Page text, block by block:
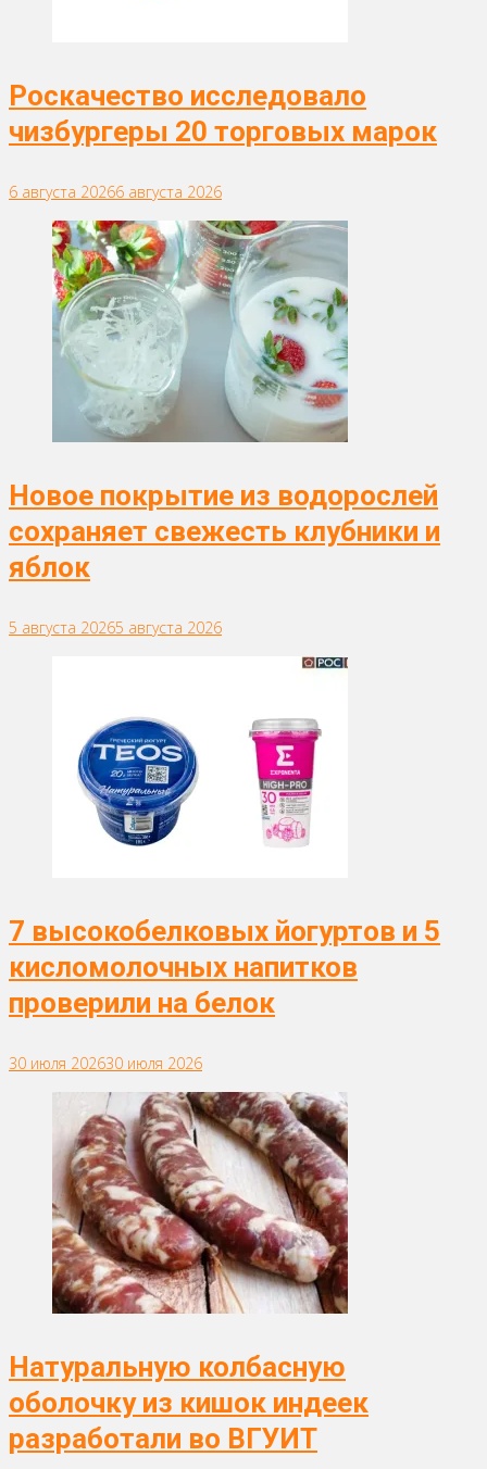
Роскачество исследовало
чизбургеры 20 торговых марок
6 августа 20266 августа 2026
Новое покрытие из водорослей
сохраняет свежесть клубники и
яблок
5 августа 20265 августа 2026
7 высокобелковых йогуртов и 5
кисломолочных напитков
проверили на белок
30 июля 202630 июля 2026
Натуральную колбасную
оболочку из кишок индеек
разработали во ВГУИТ